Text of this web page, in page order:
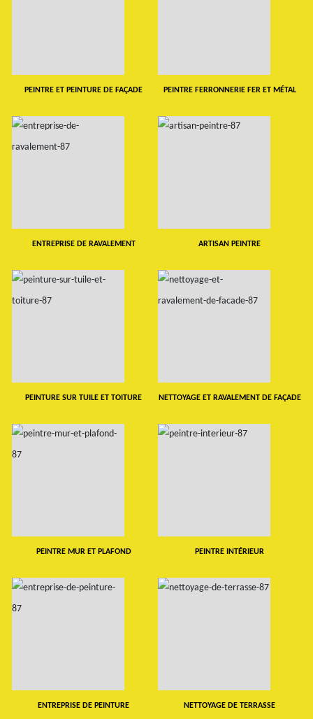
PEINTRE ET PEINTURE DE FAÇADE PEINTRE FERRONNERIE FER ET MÉTAL
ENTREPRISE DE RAVALEMENT ARTISAN PEINTRE
PEINTURE SUR TUILE ET TOITURE NETTOYAGE ET RAVALEMENT DE FAÇADE
PEINTRE MUR ET PLAFOND PEINTRE INTÉRIEUR
ENTREPRISE DE PEINTURE NETTOYAGE DE TERRASSE